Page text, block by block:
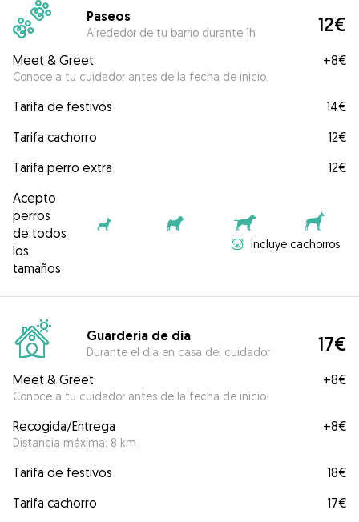
Paseos
Alrededor de tu barrio durante 1h 12€
Meet & Greet
Conoce a tu cuidador antes de la fecha de inicio.
+8€
Tarifa de festivos
14€
Tarifa cachorro
12€
Tarifa perro extra
12€
Acepto
perros
de todos
los
tamaños
Incluye cachorros
Guardería de día
Durante el día en casa del cuidador 17€
Meet & Greet
Conoce a tu cuidador antes de la fecha de inicio.
+8€
Recogida/Entrega
Distancia máxima: 8 km
+8€
Tarifa de festivos
18€
Tarifa cachorro
17€